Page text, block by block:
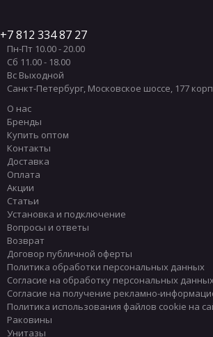
7 812 334 87 27
Пн-Пт 10.00 - 20.00
Сб 11.00 - 18.00
Вс Выходной
Санкт-Петербург, Московское шоссе, 177
О нас
Бренды
Купить оптом
Контакты
Доставка
Оплата
Акции
Статьи
Установка и подключение
Вопросы и ответы
Возврат
Договор публичной оферты
Политика обработки персональных данных
Согласие на обработку персональных
Согласие на получение рекламно-
Политика использования файлов cookie на
Раковины
Унитазы